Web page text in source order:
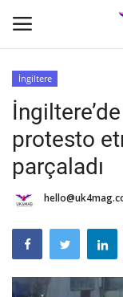
Ana Sayfa
TOPLUM
İş Platformu
İngiltere
protesto
parçaladı